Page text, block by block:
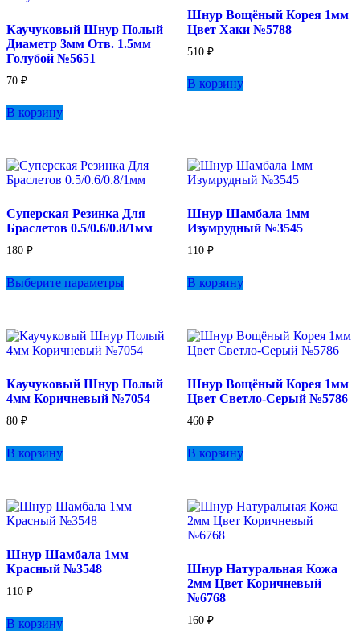
Каучуковый Шнур Полый
Диаметр 3мм Отв. 1.5мм
Голубой №5651
70 ₽
В корзину
Шнур Вощёный Корея 1мм
Цвет Хаки №5788
510 ₽
В корзину
Суперская Резинка Для
Браслетов 0.5/0.6/0.8/1мм
180 ₽
Выберите параметры
Опции
можно
на
странице
Шнур Шамбала 1мм
Изумрудный №3545
110 ₽
В корзину
Каучуковый Шнур Полый
4мм Коричневый №7054
80 ₽
В корзину
Шнур Вощёный Корея 1мм
Цвет Светло-Серый №5786
460 ₽
В корзину
Шнур Шамбала 1мм
Красный №3548
110 ₽
В корзину
Шнур Натуральная Кожа
2мм Цвет Коричневый
№6768
160 ₽